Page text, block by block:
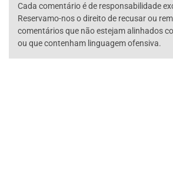
Cada comentário é de responsabilidade
Reservamo-nos o direito de recusar ou
comentários que não estejam alinhados
ou que contenham linguagem ofensiva.